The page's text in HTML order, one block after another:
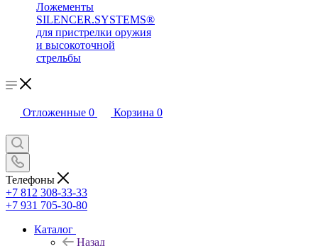
Ложементы
SILENCER.SYSTEMS®
для пристрелки оружия
и высокоточной
стрельбы
Отложенные 0 Корзина 0
Телефоны
+7 812 308-33-33
+7 931 705-30-80
Каталог
Назад